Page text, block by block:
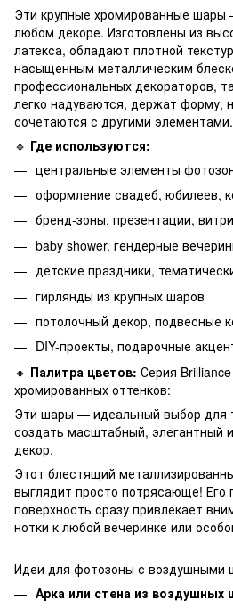
Эти крупные хромированные
любом декоре. Изготовлены из
латекса, обладают плотной
насыщенным металлическим
профессиональных декораторов,
легко надуваются, держат форму,
сочетаются с другими элементами.
🔹 Где используются:
центральные элементы
оформление свадеб, юбилеев,
бренд-зоны, презентации,
baby shower, гендерные
детские праздники,
гирлянды из крупных шаров
потолочный декор, подвесные
DIY-проекты, подарочные
🔸 Палитра цветов: Серия
хромированных оттенков:
Эти шары — идеальный выбор для
создать масштабный, элегантный
декор.
Этот блестящий
выглядит просто потрясающе!
поверхность сразу привлекает
нотки к любой вечеринке или
Идеи для фотозоны с воздушными
Арка или стена из воздушных